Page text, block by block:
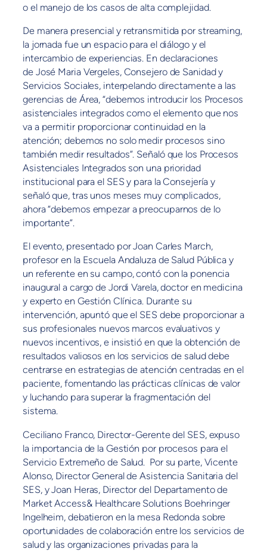
o el manejo de los casos de alta complejidad.
De manera presencial y retransmitida por streaming,
la jornada fue un espacio para el diálogo y el
intercambio de experiencias. En declaraciones
de José Maria Vergeles, Consejero de Sanidad y
Servicios Sociales, interpelando directamente a las
gerencias de Área, “debemos introducir los Procesos
asistenciales integrados como el elemento que nos
va a permitir proporcionar continuidad en la
atención; debemos no solo medir procesos sino
también medir resultados”. Señaló que los Procesos
Asistenciales Integrados son una prioridad
institucional para el SES y para la Consejería y
señaló que, tras unos meses muy complicados,
ahora “debemos empezar a preocuparnos de lo
importante”.
El evento, presentado por Joan Carles March,
profesor en la Escuela Andaluza de Salud Pública y
un referente en su campo, contó con la ponencia
inaugural a cargo de Jordi Varela, doctor en medicina
y experto en Gestión Clínica. Durante su
intervención, apuntó que el SES debe proporcionar a
sus profesionales nuevos marcos evaluativos y
nuevos incentivos, e insistió en que la obtención de
resultados valiosos en los servicios de salud debe
centrarse en estrategias de atención centradas en el
paciente, fomentando las prácticas clínicas de valor
y luchando para superar la fragmentación del
sistema.
Ceciliano Franco, Director-Gerente del SES, expuso
la importancia de la Gestión por procesos para el
Servicio Extremeño de Salud. Por su parte, Vicente
Alonso, Director General de Asistencia Sanitaria del
SES, y Joan Heras, Director del Departamento de
Market Access& Healthcare Solutions Boehringer
Ingelheim, debatieron en la mesa Redonda sobre
oportunidades de colaboración entre los servicios de
salud y las organizaciones privadas para la